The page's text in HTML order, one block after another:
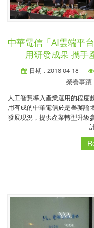
中華電信「AI雲端平
用研發成果 攜手
日期 : 2018-04-18
榮譽事蹟
人工智慧導入產業運用的程度
用有成的中華電信於是舉辦論
發展現況，提供產業轉型升級